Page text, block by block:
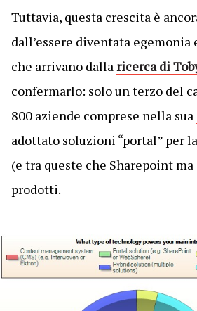
Tuttavia, questa crescita è
dall’essere diventata
che arrivano dallaricerca di
confermarlo: solo un terzo del
800 aziende comprese nella sua
adottato soluzioni “portal” per
(e tra queste che Sharepoint
prodotti.